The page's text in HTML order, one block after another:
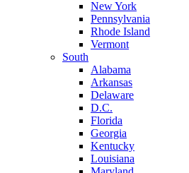
New York
Pennsylvania
Rhode Island
Vermont
South
Alabama
Arkansas
Delaware
D.C.
Florida
Georgia
Kentucky
Louisiana